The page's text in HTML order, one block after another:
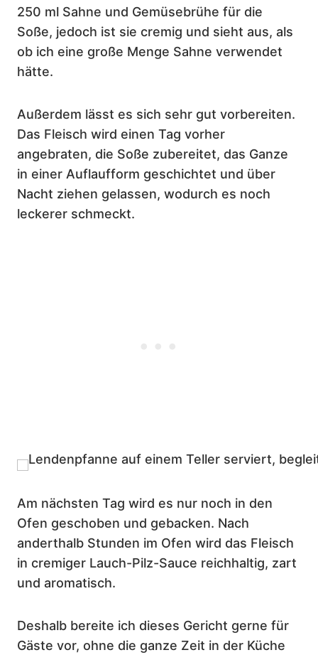
250 ml Sahne und Gemüsebrühe für die
Soße, jedoch ist sie cremig und sieht aus, als
ob ich eine große Menge Sahne verwendet
hätte.
Außerdem lässt es sich sehr gut vorbereiten.
Das Fleisch wird einen Tag vorher
angebraten, die Soße zubereitet, das Ganze
in einer Auflaufform geschichtet und über
Nacht ziehen gelassen, wodurch es noch
leckerer schmeckt.
Am nächsten Tag wird es nur noch in den
Ofen geschoben und gebacken. Nach
anderthalb Stunden im Ofen wird das Fleisch
in cremiger Lauch-Pilz-Sauce reichhaltig, zart
und aromatisch.
Deshalb bereite ich dieses Gericht gerne für
Gäste vor, ohne die ganze Zeit in der Küche